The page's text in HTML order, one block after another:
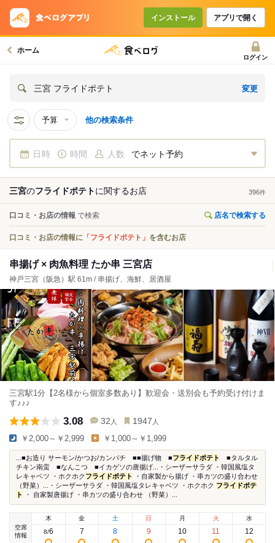
インストール アプリで開く
ホーム
ログイン
三宮 フライドポテト 変更
予算 他の検索条件
日時 時間 人数 でネット予約
三宮のフライドポテトに関するお店 396件
口コミ・お店の情報 で検索 店名で検索する
口コミ・お店の情報に 「フライドポテト」 を含むお店
串揚げ × 肉魚料理 たか串 三宮店
神戸三宮（阪急）駅 61m / 串揚げ、海鮮、居酒屋
三宮駅1分【2名様から個室多数あり】歓迎会・送別会も予約受け付けま
す♪♪♪
3.08 32 人 1947 人
￥2,000～￥2,999 ￥1,000～￥1,999
...■お造り サーモン/かつお/カンパチ ■■揚げ物 ■フライドポテト
■タルタル
チキン南蛮 ■なんこつ ■イカゲソの唐揚げ...・シーザーサラダ ・韓国風塩タ
レキャベツ ・ホクホク フライドポテト
・自家製から揚げ ・串カツの盛り合わせ
（野菜）...・シーザーサラダ ・韓国風塩タレキャベツ ・ホクホク フライドポテ
ト
・ 自家製唐揚げ ・串カツの盛り合わせ （野菜）...
空席
情報
木
8/6
金
7
土
8
日
9
月
10
火
11
水
12